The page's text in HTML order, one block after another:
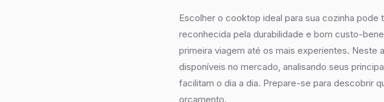
Escolher o cooktop ideal para sua cozinha pode
reconhecida pela durabilidade e bom custo-
primeira viagem até os mais experientes.
disponíveis no mercado, analisando seus
facilitam o dia a dia. Prepare-se para descobrir
orçamento.